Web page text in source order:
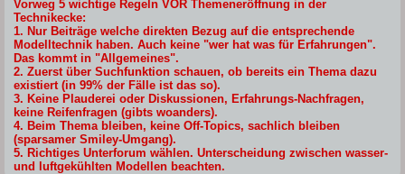
Vorweg 5 wichtige Regeln VOR Themeneröffnung in der
Technikecke:
1. Nur Beiträge welche direkten Bezug auf die entsprechende
Modelltechnik haben. Auch keine "wer hat was für Erfahrungen".
Das kommt in "Allgemeines".
2. Zuerst über Suchfunktion schauen, ob bereits ein Thema dazu
existiert (in 99% der Fälle ist das so).
3. Keine Plauderei oder Diskussionen, Erfahrungs-Nachfragen,
keine Reifenfragen (gibts woanders).
4. Beim Thema bleiben, keine Off-Topics, sachlich bleiben
(sparsamer Smiley-Umgang).
5. Richtiges Unterforum wählen. Unterscheidung zwischen wasser-
und luftgekühlten Modellen beachten.